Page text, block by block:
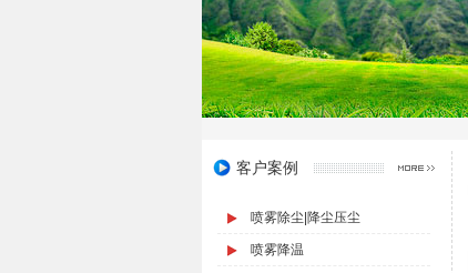
客户案例
喷雾除尘|降尘压尘
喷雾降温